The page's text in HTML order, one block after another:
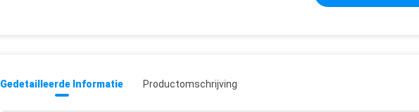
Gedetailleerde Informatie Productomschrijving